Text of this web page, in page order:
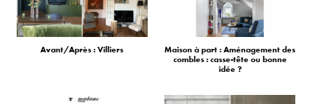
Avant/Après : Villiers
Maison à part : Aménagement des
combles : casse-tête ou bonne
idée ?